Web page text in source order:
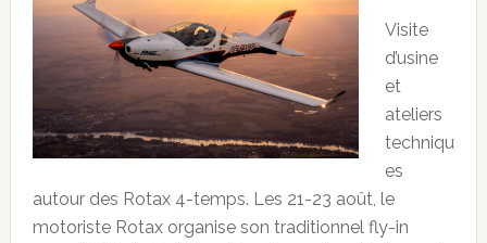
Visite
d’usine
et
ateliers
techniqu
es
autour des Rotax 4-temps. Les 21-23 août, le
motoriste Rotax organise son traditionnel fly-in